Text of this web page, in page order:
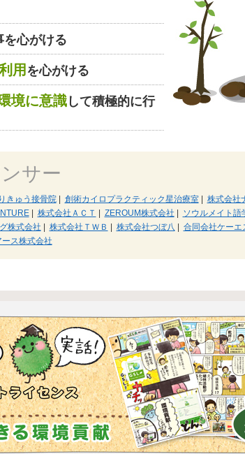
心がける
用 を心がける
境に意識して積極的に行
サー
きゅう接骨院| 創術カイロプラクティック星治療室| 株式会社
| 株式会社ＡＣＴ ZEROUM株式会社 ソウルメイト語
株式会社 株式会社ＴＷＢ 株式会社つぼ八 合同会社ケーエ
ース株式会社